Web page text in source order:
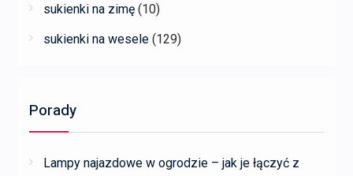
sukienki na zimę (10)
sukienki na wesele (129)
Porady
Lampy najazdowe w ogrodzie – jak je łączyć z